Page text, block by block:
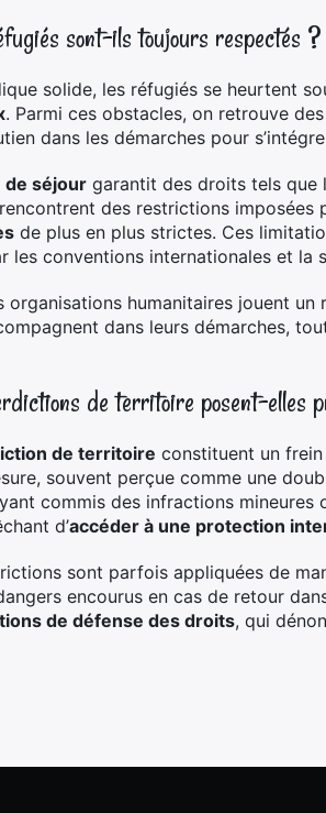
sont-ils toujours respectés ?
solide, les réfugiés se heurtent
. Parmi ces obstacles, on retrouve
dans les démarches pour
séjour garantit des droits tels que
des restrictions imposées
de plus en plus strictes. Ces
conventions internationales et la
organisations humanitaires jouent
dans leurs démarches,
de territoire posent-elles
de territoire constituent un
souvent perçue comme une
commis des infractions
d’accéder à une protection
sont parfois appliquées de
encourus en cas de retour
de défense des droits, qui